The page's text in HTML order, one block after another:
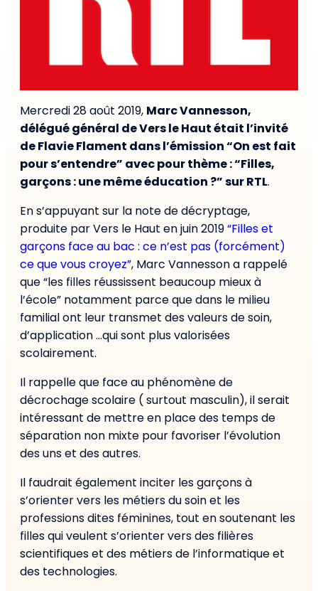
Mercredi 28 août 2019, Marc Vannesson,
délégué général de Vers le Haut était l’invité
de Flavie Flament dans l’émission “On est fait
pour s’entendre” avec pour thème : “Filles,
garçons : une même éducation ?” sur RTL.
En s’appuyant sur la note de décryptage,
produite par Vers le Haut en juin 2019“Filles et
garçons face au bac : ce n’est pas (forcément)
ce que vous croyez”, Marc Vannesson a rappelé
que “les filles réussissent beaucoup mieux à
l’école” notamment parce que dans le milieu
familial ont leur transmet des valeurs de soin,
d’application …qui sont plus valorisées
scolairement.
Il rappelle que face au phénomène de
décrochage scolaire ( surtout masculin), il serait
intéressant de mettre en place des temps de
séparation non mixte pour favoriser l’évolution
des uns et des autres.
Il faudrait également inciter les garçons à
s’orienter vers les métiers du soin et les
professions dites féminines, tout en soutenant les
filles qui veulent s’orienter vers des filières
scientifiques et des métiers de l’informatique et
des technologies.